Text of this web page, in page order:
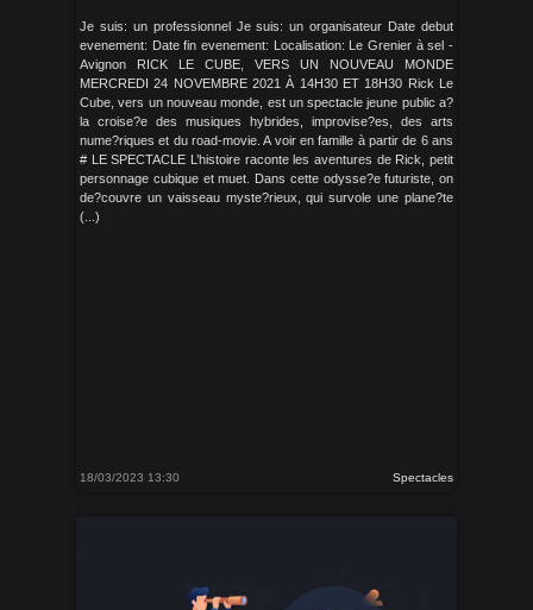
Je suis: un professionnel Je suis: un organisateur Date debut
evenement: Date fin evenement: Localisation: Le Grenier à sel -
Avignon RICK LE CUBE, VERS UN NOUVEAU MONDE
MERCREDI 24 NOVEMBRE 2021 À 14H30 ET 18H30 Rick Le
Cube, vers un nouveau monde, est un spectacle jeune public a?
la croise?e des musiques hybrides, improvise?es, des arts
nume?riques et du road-movie. A voir en famille à partir de 6 ans
# LE SPECTACLE L’histoire raconte les aventures de Rick, petit
personnage cubique et muet. Dans cette odysse?e futuriste, on
de?couvre un vaisseau myste?rieux, qui survole une plane?te
(...)
18/03/2023 13:30 Spectacles